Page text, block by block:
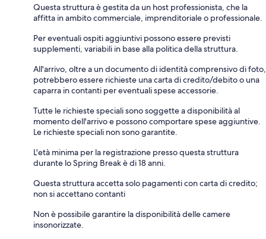
Questa struttura è gestita da un host professionista, che la
affitta in ambito commerciale, imprenditoriale o professionale.
Per eventuali ospiti aggiuntivi possono essere previsti
supplementi, variabili in base alla politica della struttura.
All'arrivo, oltre a un documento di identità comprensivo di foto,
potrebbero essere richieste una carta di credito/debito o una
caparra in contanti per eventuali spese accessorie.
Tutte le richieste speciali sono soggette a disponibilità al
momento dell'arrivo e possono comportare spese aggiuntive.
Le richieste speciali non sono garantite.
L'età minima per la registrazione presso questa struttura
durante lo Spring Break è di 18 anni.
Questa struttura accetta solo pagamenti con carta di credito;
non si accettano contanti
Non è possibile garantire la disponibilità delle camere
insonorizzate.